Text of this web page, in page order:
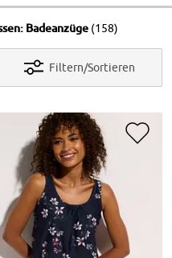
Badeanzüge (158)
Filtern/Sortieren